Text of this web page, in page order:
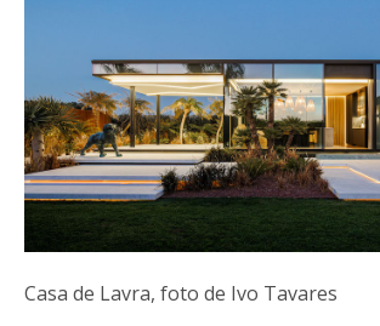
Casa de Lavra, foto de Ivo Tavares